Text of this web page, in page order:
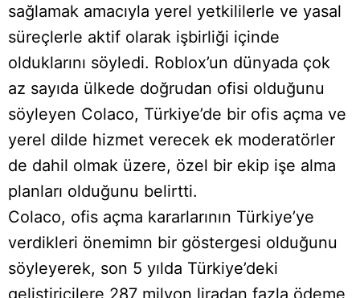
sağlamak amacıyla yerel yetkililerle ve yasal
süreçlerle aktif olarak işbirliği içinde
olduklarını söyledi. Roblox’un dünyada çok
az sayıda ülkede doğrudan ofisi olduğunu
söyleyen Colaco, Türkiye’de bir ofis açma ve
yerel dilde hizmet verecek ek moderatörler
de dahil olmak üzere, özel bir ekip işe alma
planları olduğunu belirtti.
Colaco, ofis açma kararlarının Türkiye’ye
verdikleri önemimn bir göstergesi olduğunu
söyleyerek, son 5 yılda Türkiye’deki
geliştiricilere 287 milyon liradan fazla ödeme